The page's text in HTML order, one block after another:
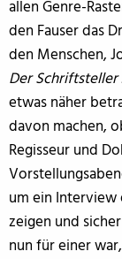
allen Genre-
den Fauser das
den Menschen,
Der Schriftsteller
etwas näher
davon machen,
Regisseur und
um ein
zeigen und
nun für einer